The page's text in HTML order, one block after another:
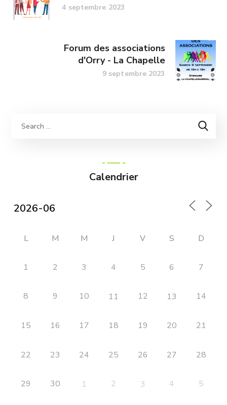
4 septembre 2023
Forum des associations
d'Orry - La Chapelle
9 septembre 2023
Calendrier
L M M J V S D
1 2 3 4 5 6 7
8 9 10 11 12 13 14
15 16 17 18 19 20 21
22 23 24 25 26 27 28
29 30 1 2 3 4 5